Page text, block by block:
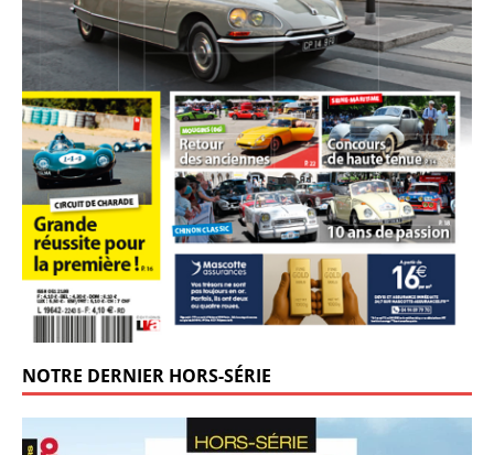
NOTRE DERNIER HORS-SÉRIE